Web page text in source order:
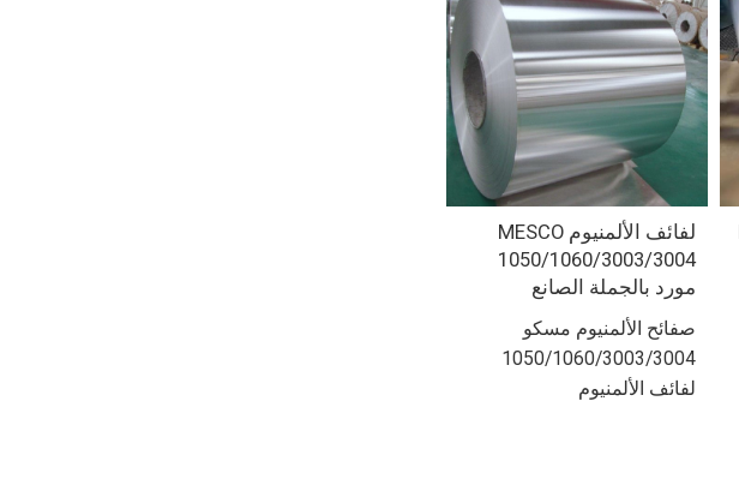
لفائف الألمنيوم MESCO
1050/1060/3003/3004
مورد بالجملة الصانع
صفائح الألمنيوم مسكو
1050/1060/3003/3004
لفائف الألمنيوم